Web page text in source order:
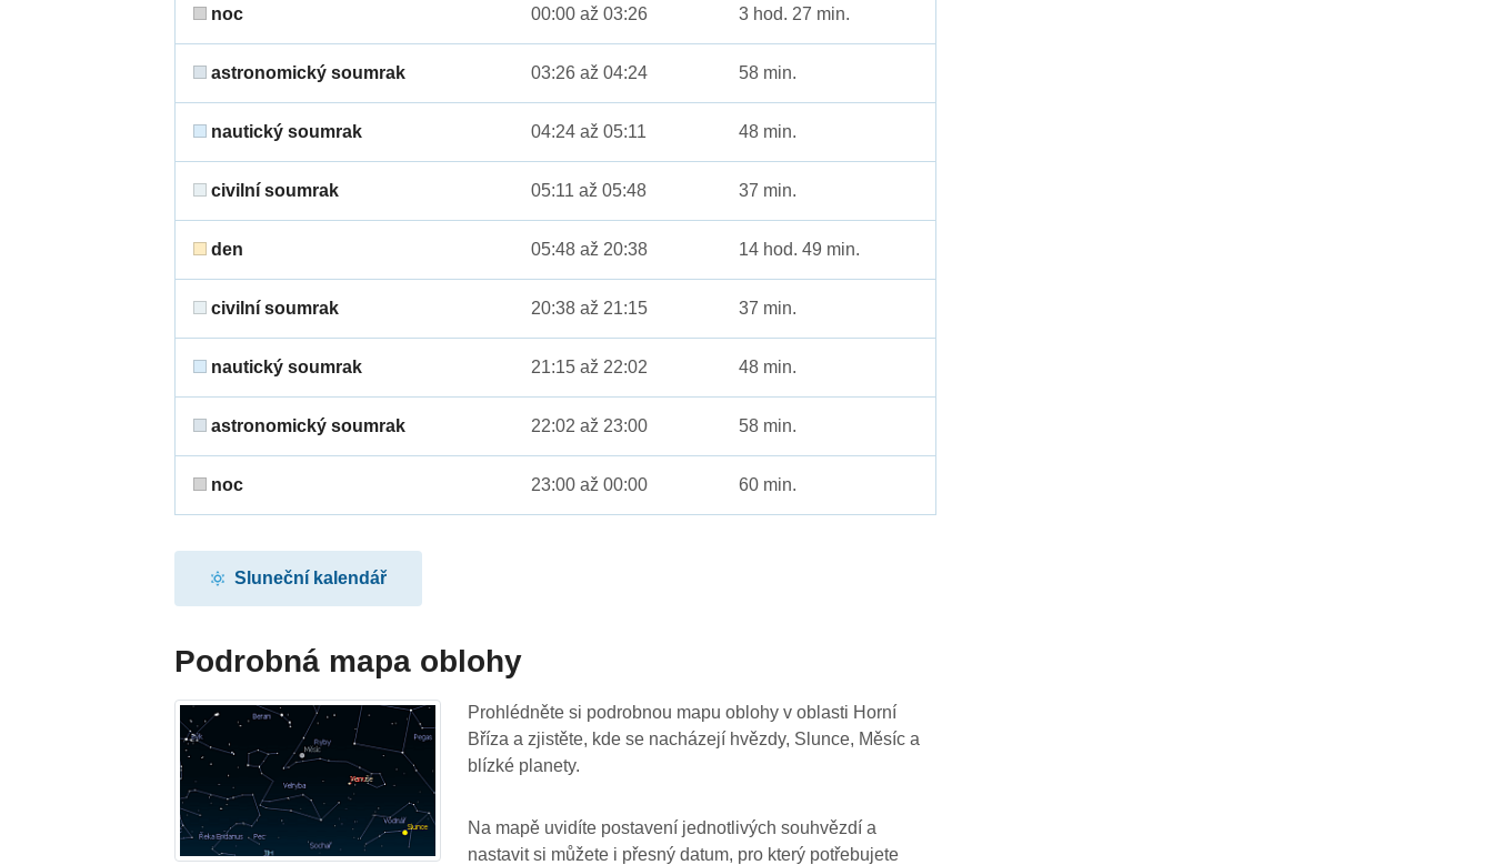
noc 00:00 až 03:26 3 hod. 27 min.
astronomický soumrak 03:26 až 04:24 58 min.
nautický soumrak 04:24 až 05:11 48 min.
civilní soumrak 05:11 až 05:48 37 min.
den 05:48 až 20:38 14 hod. 49 min.
civilní soumrak 20:38 až 21:15 37 min.
nautický soumrak 21:15 až 22:02 48 min.
astronomický soumrak 22:02 až 23:00 58 min.
noc 23:00 až 00:00 60 min.
Sluneční kalendář
Podrobná mapa oblohy
Prohlédněte si podrobnou mapu oblohy v oblasti Horní
Bříza a zjistěte, kde se nacházejí hvězdy, Slunce, Měsíc a
blízké planety.
Na mapě uvidíte postavení jednotlivých souhvězdí a
nastavit si můžete i přesný datum, pro který potřebujete